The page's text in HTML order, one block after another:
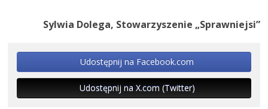
Sylwia Dolega, Stowarzyszenie „Sprawniejsi”
Udostępnij na Facebook.com
Udostępnij na X.com (Twitter)